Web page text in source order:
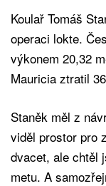
Koulař Tomáš
operaci lokte.
výkonem 20,32
Mauricia ztratil
Staněk měl z
viděl prostor pro
dvacet, ale chtěl
metu. A